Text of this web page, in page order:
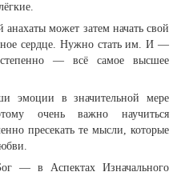
может затем начать свой
сердце. Нужно стать им. И —
— всё самое высшее
в значительной мере
очень важно научиться
пресекать те мысли, которые
— в Аспектах Изначального